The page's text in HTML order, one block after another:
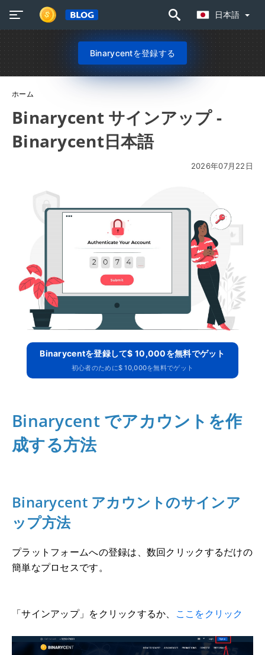
日本語
Binarycentを登録する
ホーム
Binarycent サインアップ -
Binarycent日本語
2026年07月22日
Binarycentを登録して$ 10,000を無料でゲット
初心者のために$ 10,000を無料でゲット
Binarycent でアカウントを作
成する方法
Binarycent アカウントのサインア
ップ方法
プラットフォームへの登録は、数回クリックするだけの
簡単なプロセスです。
「サインアップ」をクリックするか、 ここをクリック